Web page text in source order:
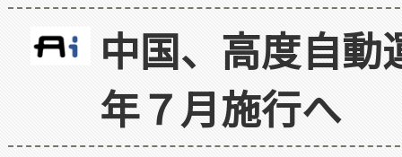
中国、高度自
年７月施行へ